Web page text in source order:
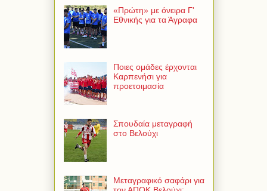
«Πρώτη» με όνειρα Γ'
Εθνικής για τα Άγραφα
Ποιες ομάδες έρχονται
Καρπενήσι για
προετοιμασία
Σπουδαία μεταγραφή
στο Βελούχι
Μεταγραφικό σαφάρι για